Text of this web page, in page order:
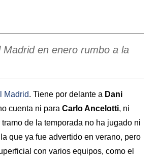
en enero rumbo a la
Madrid. Tiene por delante a Dani
cuenta ni para Carlo Ancelotti, ni
de la temporada no ha jugado ni
que ya fue advertido en verano, pero
con varios equipos, como el